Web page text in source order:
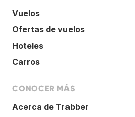
Vuelos
Ofertas de vuelos
Hoteles
Carros
CONOCER MÁS
Acerca de Trabber